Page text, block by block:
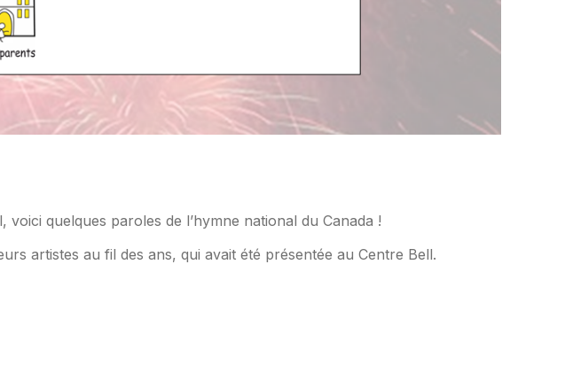
quelques paroles de l’hymne national du Canada !
artistes au fil des ans, qui avait été présentée au Centre Bell.